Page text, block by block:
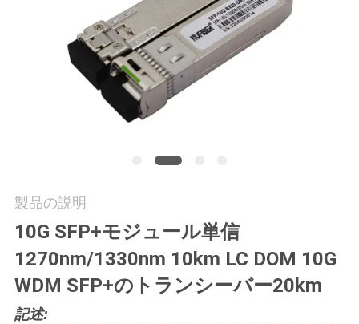
し
な
さ
い
製品の説明
10G SFP+モジュール単信
1270nm/1330nm 10km LC DOM 10G
WDM SFP+のトランシーバー20km
記述: